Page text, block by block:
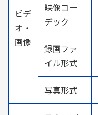
ビデ
オ・
画像
映像コー
デック
録画ファ
イル形式
写真形式